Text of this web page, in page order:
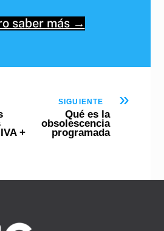
saber más →
+
»
SIGUIENTE
Qué es la
obsolescencia
programada